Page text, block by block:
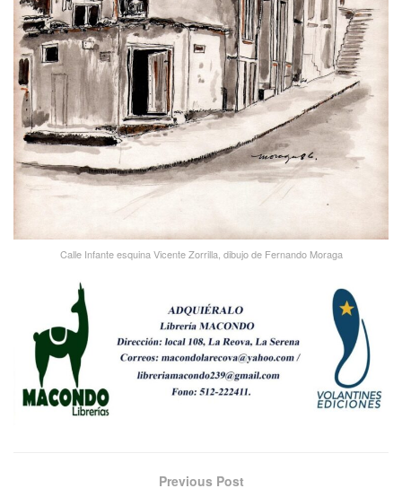
Calle Infante esquina Vicente Zorrilla, dibujo de Fernando Moraga
Previous Post